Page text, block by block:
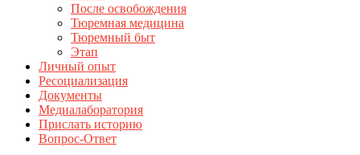
После освобождения
Тюремная медицина
Тюремный быт
Этап
Личный опыт
Ресоциализация
Документы
Медиалаборатория
Прислать историю
Вопрос-Ответ